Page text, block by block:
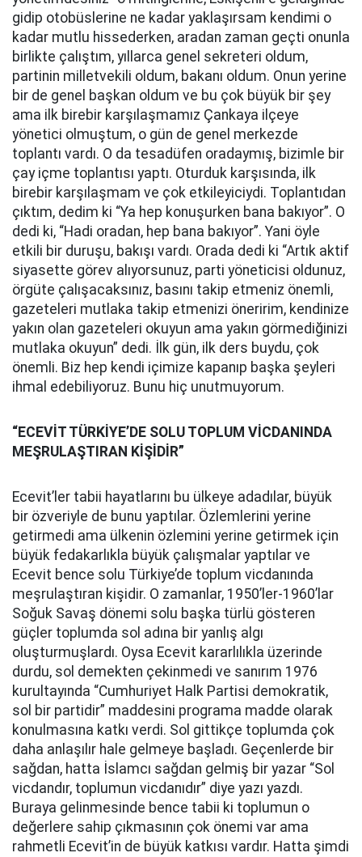
gidip otobüslerine ne kadar yaklaşırsam kendimi o
kadar mutlu hissederken, aradan zaman geçti onunla
birlikte çalıştım, yıllarca genel sekreteri oldum,
partinin milletvekili oldum, bakanı oldum. Onun yerine
bir de genel başkan oldum ve bu çok büyük bir şey
ama ilk birebir karşılaşmamız Çankaya ilçeye
yönetici olmuştum, o gün de genel merkezde
toplantı vardı. O da tesadüfen oradaymış, bizimle bir
çay içme toplantısı yaptı. Oturduk karşısında, ilk
birebir karşılaşmam ve çok etkileyiciydi. Toplantıdan
çıktım, dedim ki “Ya hep konuşurken bana bakıyor”. O
dedi ki, “Hadi oradan, hep bana bakıyor”. Yani öyle
etkili bir duruşu, bakışı vardı. Orada dedi ki “Artık aktif
siyasette görev alıyorsunuz, parti yöneticisi oldunuz,
örgüte çalışacaksınız, basını takip etmeniz önemli,
gazeteleri mutlaka takip etmenizi öneririm, kendinize
yakın olan gazeteleri okuyun ama yakın görmediğinizi
mutlaka okuyun” dedi. İlk gün, ilk ders buydu, çok
önemli. Biz hep kendi içimize kapanıp başka şeyleri
ihmal edebiliyoruz. Bunu hiç unutmuyorum.
“ECEVİT TÜRKİYE’DE SOLU TOPLUM VİCDANINDA
MEŞRULAŞTIRAN KİŞİDİR”
Ecevit’ler tabii hayatlarını bu ülkeye adadılar, büyük
bir özveriyle de bunu yaptılar. Özlemlerini yerine
getirmedi ama ülkenin özlemini yerine getirmek için
büyük fedakarlıkla büyük çalışmalar yaptılar ve
Ecevit bence solu Türkiye’de toplum vicdanında
meşrulaştıran kişidir. O zamanlar, 1950’ler-1960’lar
Soğuk Savaş dönemi solu başka türlü gösteren
güçler toplumda sol adına bir yanlış algı
oluşturmuşlardı. Oysa Ecevit kararlılıkla üzerinde
durdu, sol demekten çekinmedi ve sanırım 1976
kurultayında “Cumhuriyet Halk Partisi demokratik,
sol bir partidir” maddesini programa madde olarak
konulmasına katkı verdi. Sol gittikçe toplumda çok
daha anlaşılır hale gelmeye başladı. Geçenlerde bir
sağdan, hatta İslamcı sağdan gelmiş bir yazar “Sol
vicdandır, toplumun vicdanıdır” diye yazı yazdı.
Buraya gelinmesinde bence tabii ki toplumun o
değerlere sahip çıkmasının çok önemi var ama
rahmetli Ecevit’in de büyük katkısı vardır. Hatta şimdi